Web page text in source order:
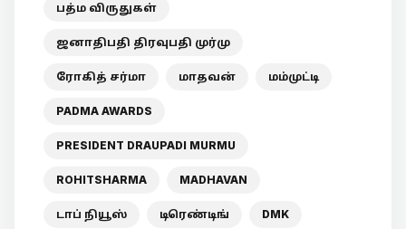
பத்ம விருதுகள்
ஜனாதிபதி திரவுபதி முர்மு
ரோகித் சர்மா மாதவன் மம்முட்டி
PADMA AWARDS
PRESIDENT DRAUPADI MURMU
ROHITSHARMA MADHAVAN
டாப் நியூஸ் டிரெண்டிங் DMK